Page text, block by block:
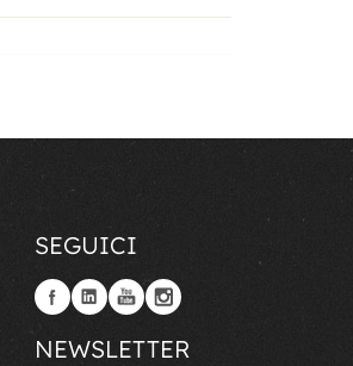
SEGUICI
NEWSLETTER